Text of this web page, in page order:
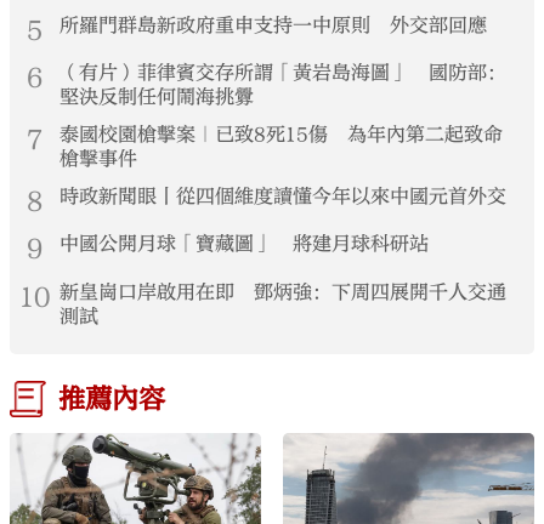
5 所羅門群島新政府重申支持一中原則 外交部回應
6
（有片）菲律賓交存所謂「黃岩島海圖」 國防部：
堅決反制任何鬧海挑釁
7
泰國校園槍擊案｜已致8死15傷 為年內第二起致命
槍擊事件
8 時政新聞眼丨從四個維度讀懂今年以來中國元首外交
9 中國公開月球「寶藏圖」 將建月球科研站
10 新皇崗口岸啟用在即 鄧炳強：下周四展開千人交通
測試
推薦內容